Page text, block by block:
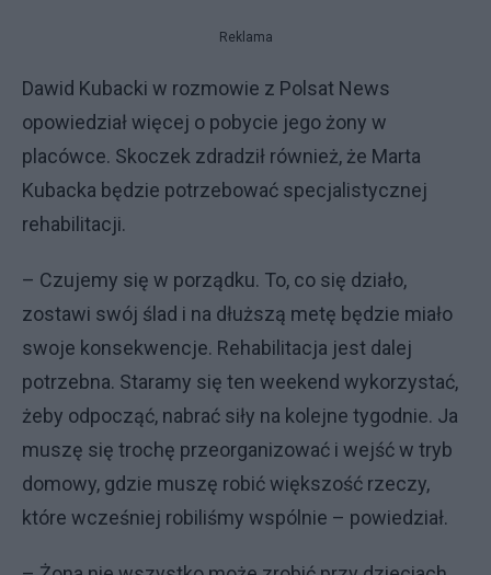
Reklama
Dawid Kubacki w rozmowie z Polsat News
opowiedział więcej o pobycie jego żony w
placówce. Skoczek zdradził również, że Marta
Kubacka będzie potrzebować specjalistycznej
rehabilitacji.
– Czujemy się w porządku. To, co się działo,
zostawi swój ślad i na dłuższą metę będzie miało
swoje konsekwencje. Rehabilitacja jest dalej
potrzebna. Staramy się ten weekend wykorzystać,
żeby odpocząć, nabrać siły na kolejne tygodnie. Ja
muszę się trochę przeorganizować i wejść w tryb
domowy, gdzie muszę robić większość rzeczy,
które wcześniej robiliśmy wspólnie – powiedział.